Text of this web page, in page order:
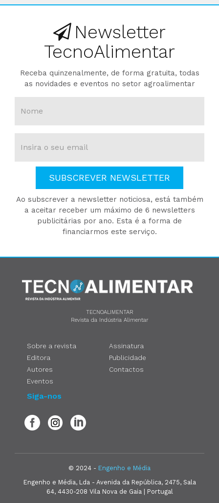
Newsletter
TecnoAlimentar
Receba quinzenalmente, de forma gratuita, todas
as novidades e eventos no setor agroalimentar
SUBSCREVER NEWSLETTER
Ao subscrever a newsletter noticiosa, está também
a aceitar receber um máximo de 6 newsletters
publicitárias por ano. Esta é a forma de
financiarmos este serviço.
TECNOALIMENTAR
Revista da Indústria Alimentar
Sobre a revista
Editora
Autores
Eventos
Assinatura
Publicidade
Contactos
Siga-nos
© 2024 - Engenho e Média
Engenho e Média, Lda - Avenida da República, 2475, Sala
64, 4430-208 Vila Nova de Gaia | Portugal